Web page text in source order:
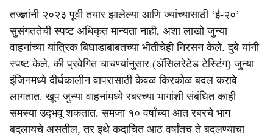
तज्ज्ञांनी २०२३ पूर्वी तयार झालेल्या आणि ज्यांच्यासाठी ‘ई-२०’
सुसंगततेची स्पष्ट अधिकृत मान्यता नाही, अशा लाखो जुन्या
वाहनांच्या यांत्रिक बिघाडाबाबतच्या भीतीचेही निरसन केले. दुबे यांनी
स्पष्ट केले, की प्रवेगित चाचण्यांनुसार (ॲसिलरेटेड टेस्टिंग) जुन्या
इंजिनमध्ये दीर्घकालीन वापरासाठी केवळ किरकोळ बदल करावे
लागतात. खूप जुन्या वाहनांमध्ये रबरच्या भागांशी संबंधित काही
समस्या उद्‍भवू शकतात. समजा १० वर्षांच्या आत रबरचे भाग
बदलायचे असतील, तर इथे कदाचित आठ वर्षांतच ते बदलण्याचा